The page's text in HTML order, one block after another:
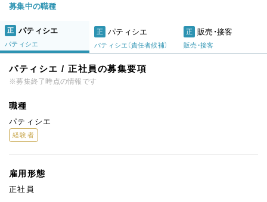
募集中の職種
正 パティシエ
パティシエ
正 パティシエ
パティシエ（責任者候補）
正 販売・接客
販売・接客
パティシエ / 正社員の募集要項
※募集終了時点の情報です
職種
パティシエ
経験者
雇用形態
正社員